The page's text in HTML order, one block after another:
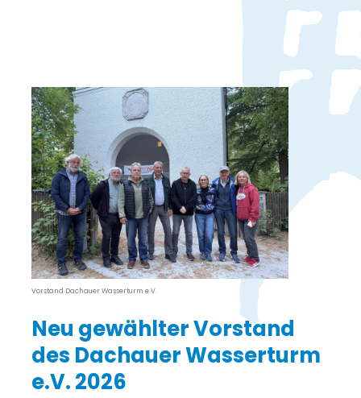
Vorstand Dachauer Wasserturm e.V.
Neu gewählter Vorstand
des Dachauer Wasserturm
e.V. 2026